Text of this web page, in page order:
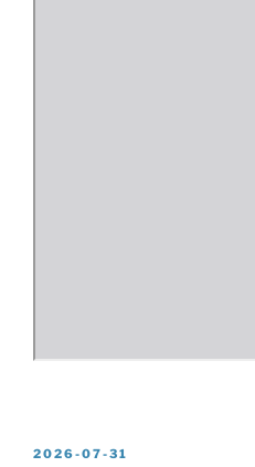
PUBLICADO
2026-07-31